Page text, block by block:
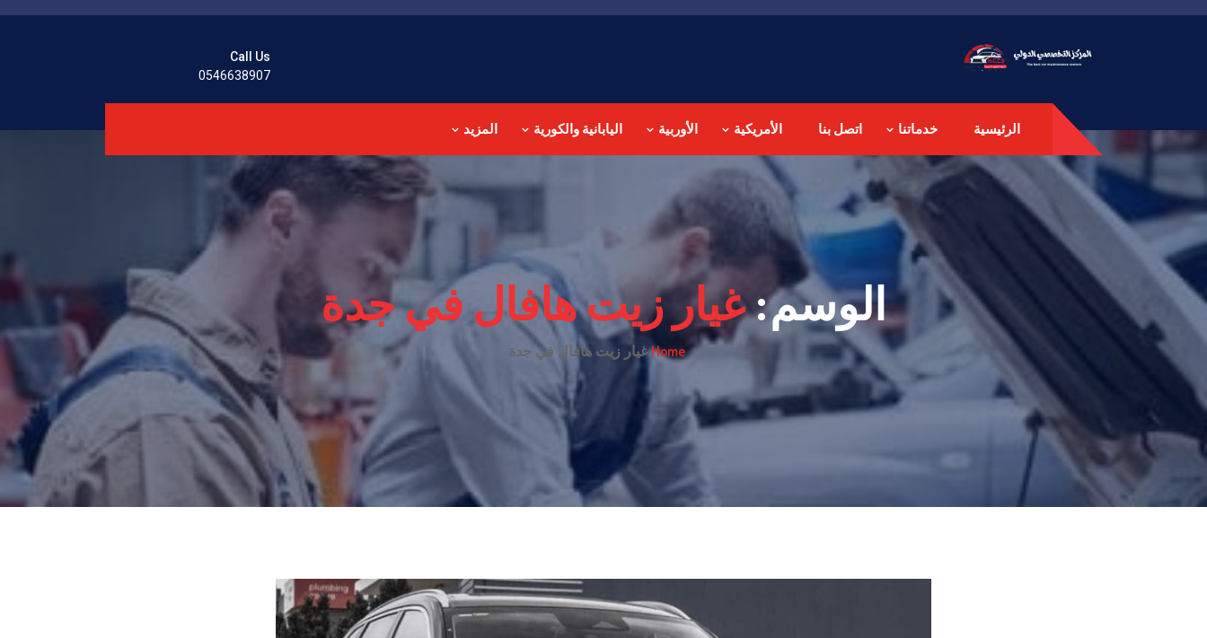
Call Us
0546638907
الرئيسية خدماتنا اتصل بنا الأمريكية الأوربية اليابانية والكورية المزيد
الوسم:غيار زيت هافال في جدة
Homeغيار زيت هافال في جدة